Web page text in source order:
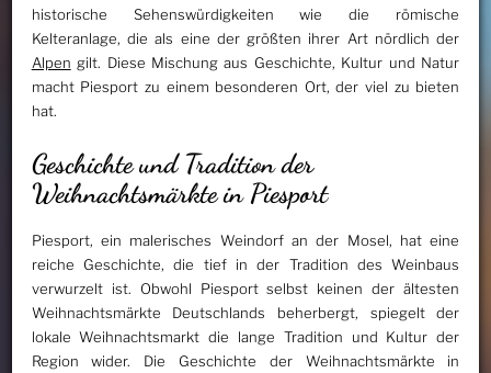
historische Sehenswürdigkeiten wie die römische
Kelteranlage, die als eine der größten ihrer Art nördlich der
Alpen gilt. Diese Mischung aus Geschichte, Kultur und Natur
macht Piesport zu einem besonderen Ort, der viel zu bieten
hat.
Geschichte und Tradition der
Weihnachtsmärkte in Piesport
Piesport, ein malerisches Weindorf an der Mosel, hat eine
reiche Geschichte, die tief in der Tradition des Weinbaus
verwurzelt ist. Obwohl Piesport selbst keinen der ältesten
Weihnachtsmärkte Deutschlands beherbergt, spiegelt der
lokale Weihnachtsmarkt die lange Tradition und Kultur der
Region wider. Die Geschichte der Weihnachtsmärkte in